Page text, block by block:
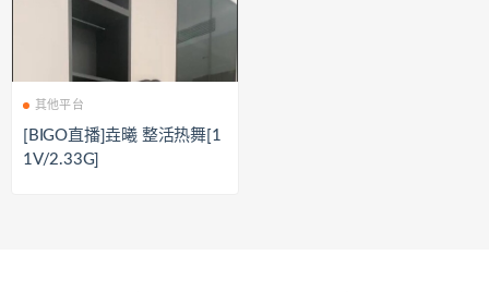
其他平台
[BIGO直播]垚曦 整活热舞[1
1V/2.33G]